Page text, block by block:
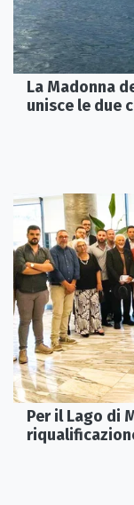
La Madonna
unisce le due
Per il Lago di